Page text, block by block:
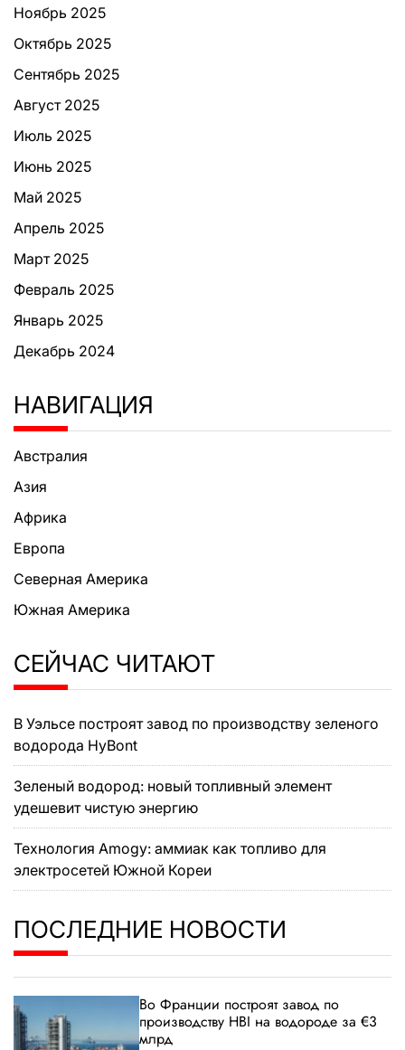
Ноябрь 2025
Октябрь 2025
Сентябрь 2025
Август 2025
Июль 2025
Июнь 2025
Май 2025
Апрель 2025
Март 2025
Февраль 2025
Январь 2025
Декабрь 2024
НАВИГАЦИЯ
Австралия
Азия
Африка
Европа
Северная Америка
Южная Америка
СЕЙЧАС ЧИТАЮТ
В Уэльсе построят завод по производству зеленого
водорода HyBont
Зеленый водород: новый топливный элемент
удешевит чистую энергию
Технология Amogy: аммиак как топливо для
электросетей Южной Кореи
ПОСЛЕДНИЕ НОВОСТИ
Во Франции построят завод по
производству HBI на водороде за €3
млрд